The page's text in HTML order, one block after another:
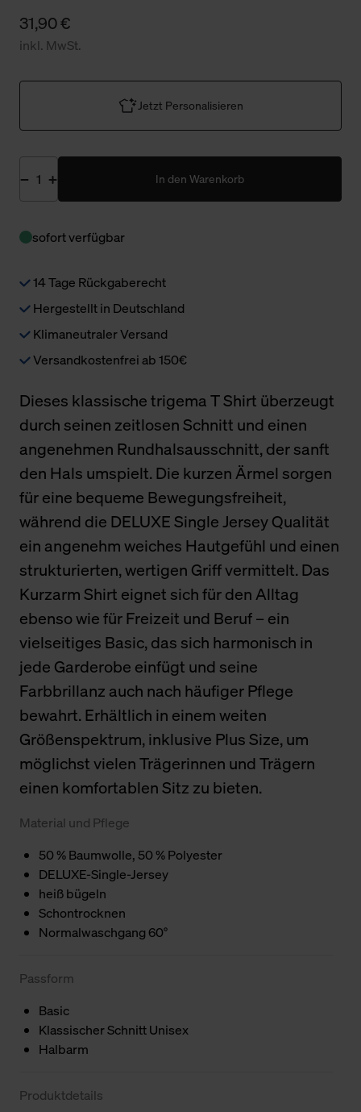
31,90 €
inkl. MwSt.
Jetzt Personalisieren
In den Warenkorb
sofort verfügbar
14 Tage Rückgaberecht
Hergestellt in Deutschland
Klimaneutraler Versand
Versandkostenfrei ab 150€
Dieses klassische trigema T Shirt überzeugt
durch seinen zeitlosen Schnitt und einen
angenehmen Rundhalsausschnitt, der sanft
den Hals umspielt. Die kurzen Ärmel sorgen
für eine bequeme Bewegungsfreiheit,
während die DELUXE Single Jersey Qualität
ein angenehm weiches Hautgefühl und einen
strukturierten, wertigen Griff vermittelt. Das
Kurzarm Shirt eignet sich für den Alltag
ebenso wie für Freizeit und Beruf – ein
vielseitiges Basic, das sich harmonisch in
jede Garderobe einfügt und seine
Farbbrillanz auch nach häufiger Pflege
bewahrt. Erhältlich in einem weiten
Größenspektrum, inklusive Plus Size, um
möglichst vielen Trägerinnen und Trägern
einen komfortablen Sitz zu bieten.
Material und Pflege
50 % Baumwolle, 50 % Polyester
DELUXE-Single-Jersey
heiß bügeln
Schontrocknen
Normalwaschgang 60°
Passform
Basic
Klassischer Schnitt Unisex
Halbarm
Produktdetails